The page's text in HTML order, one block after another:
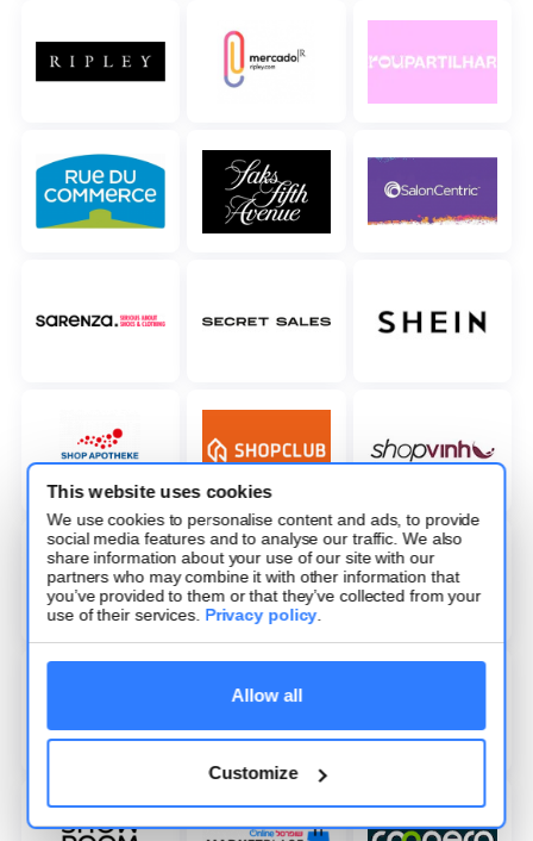
This website uses cookies
We use cookies to personalise content and ads, to provide
social media features and to analyse our traffic. We also
share information about your use of our site with our
partners who may combine it with other information that
you’ve provided to them or that they’ve collected from your
use of their services. Privacy policy.
Allow all
Customize